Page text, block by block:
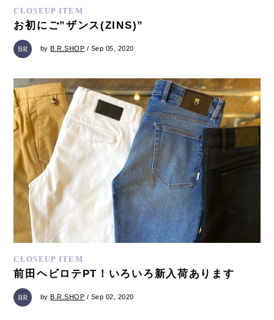
CLOSEUP ITEM
お初にご”ザンス(ZINS)”
by B.R.SHOP / Sep 05, 2020
CLOSEUP ITEM
前田ヘビロテPT！いろいろ新入荷あります
byB.R.SHOP / Sep 02, 2020